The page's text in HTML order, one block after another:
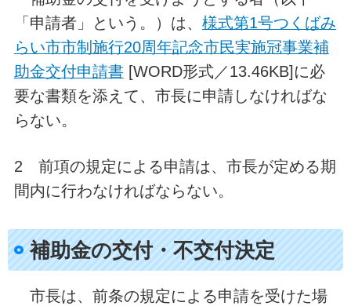
「申請者」という。）は、 様式第1号つくばみ
らい市市制施行20周年記念市民実施冠事業補
助金交付申請書[WORD形式／13.46KB]に必
要な書類を添えて、市長に申請しなければな
らない。
2 前項の規定による申請は、市長が定める期
間内に行わなければならない。
補助金の交付・不交付決定
市長は、前条の規定による申請を受けた場